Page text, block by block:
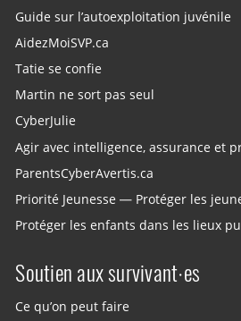
Guide sur l’autoexploitation juvénile
AidezMoiSVP.ca
Tatie se confie
Martin ne sort pas seul
CyberJulie
Agir avec intelligence, assurance et
ParentsCyberAvertis.ca
Priorité Jeunesse — Protéger les
Protéger les enfants dans les lieux
Soutien aux survivant·es
Ce qu’on peut faire